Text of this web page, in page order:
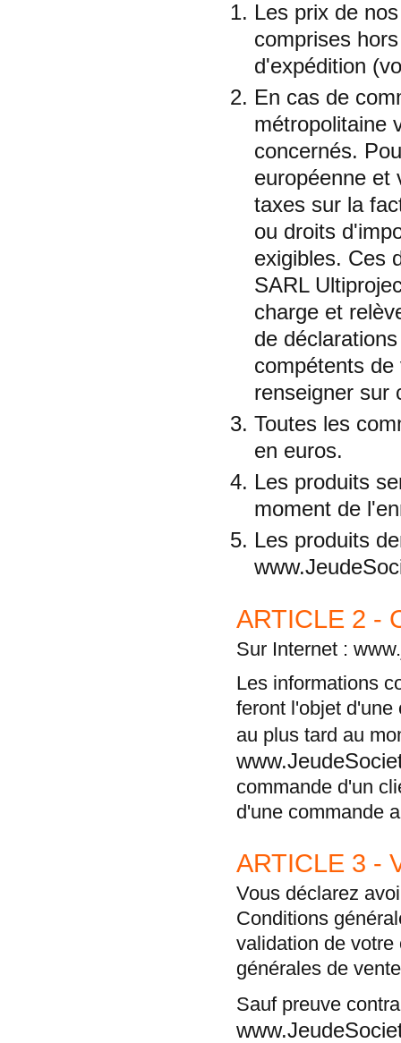
Les prix de
comprises
d'expédition
En cas de
métropolitaine
concernés.
européenne et
taxes sur la
ou droits
exigibles. Ces
SARL
charge et
de
compétents
renseigner sur
Toutes les
en euros.
Les produits
moment de
Les produits
ARTICLE 2 -
Sur Internet :
Les informations
feront l'objet d'une
au plus tard au
commande d'un
d'une commande
ARTICLE 3 -
Vous déclarez
Conditions
validation de
générales de
Sauf preuve